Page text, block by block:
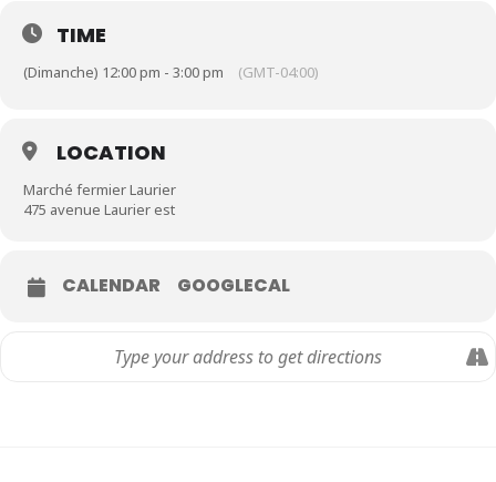
TIME
(Dimanche) 12:00 pm - 3:00 pm (GMT-04:00)
LOCATION
Marché fermier Laurier
475 avenue Laurier est
CALENDAR GOOGLECAL